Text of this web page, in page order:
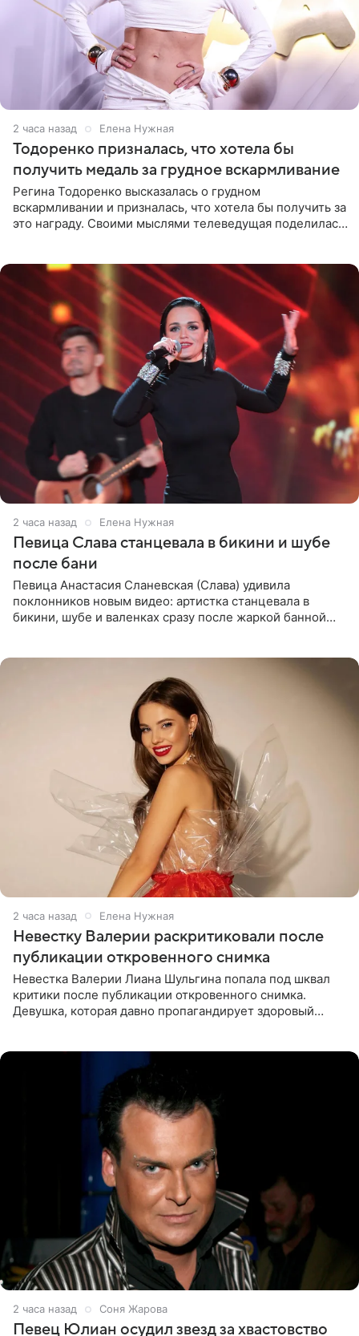
2 часа назад Елена Нужная
Тодоренко призналась, что хотела бы
получить медаль за грудное вскармливание
Регина Тодоренко высказалась о грудном
вскармливании и призналась, что хотела бы получить за
это награду. Своими мыслями телеведущая поделилась
2 часа назад Елена Нужная
Певица Слава станцевала в бикини и шубе
после бани
Певица Анастасия Сланевская (Слава) удивила
поклонников новым видео: артистка станцевала в
бикини, шубе и валенках сразу после жаркой банной
2 часа назад Елена Нужная
Невестку Валерии раскритиковали после
публикации откровенного снимка
Невестка Валерии Лиана Шульгина попала под шквал
критики после публикации откровенного снимка.
Девушка, которая давно пропагандирует здоровый
2 часа назад Соня Жарова
Певец Юлиан осудил звезд за хвастовство